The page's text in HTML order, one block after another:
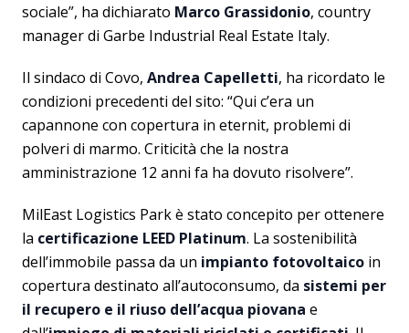
sociale”, ha dichiarato Marco Grassidonio, country
manager di Garbe Industrial Real Estate Italy.
Il sindaco di Covo, Andrea Capelletti, ha ricordato le
condizioni precedenti del sito: “Qui c’era un
capannone con copertura in eternit, problemi di
polveri di marmo. Criticità che la nostra
amministrazione 12 anni fa ha dovuto risolvere”.
MilEast Logistics Park è stato concepito per ottenere
la certificazione LEED Platinum. La sostenibilità
dell’immobile passa da un impianto fotovoltaico in
copertura destinato all’autoconsumo, da sistemi per
il recupero e il riuso dell’acqua piovana e